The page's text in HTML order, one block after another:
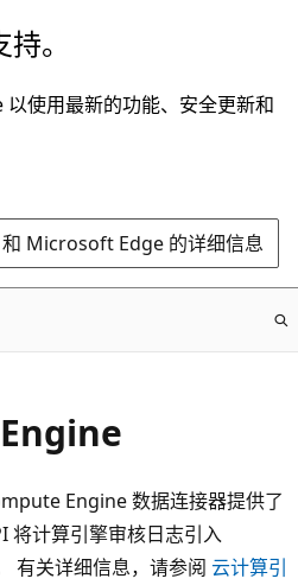
。
使用最新的功能、安全更新和
Microsoft Edge 的详细信息
Engine 数据连接器提供了
将计算引擎审核日志引入
有关详细信息，请参阅 云计算引